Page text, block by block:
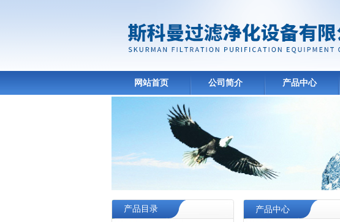
网站首页 公司简介 产品中心
产品目录 产品中心